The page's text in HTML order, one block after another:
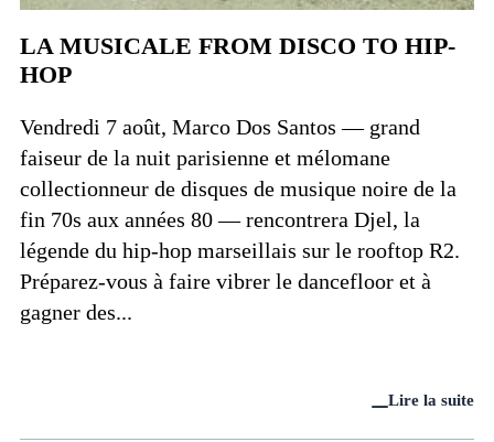
LA MUSICALE FROM DISCO TO HIP-
HOP
Vendredi 7 août, Marco Dos Santos — grand
faiseur de la nuit parisienne et mélomane
collectionneur de disques de musique noire de la
fin 70s aux années 80 — rencontrera Djel, la
légende du hip-hop marseillais sur le rooftop R2.
Préparez-vous à faire vibrer le dancefloor et à
gagner des...
Lire la suite